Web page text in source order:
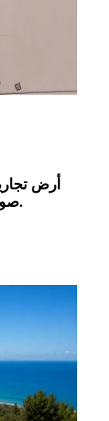
أرض
صوفي، بمساحة إجمالية تبلغ 120 مترًا مربعً.